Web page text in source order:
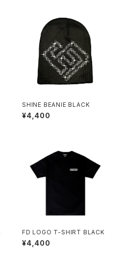
SHINE BEANIE BLACK
¥4,400
FD LOGO T-SHIRT BLACK
¥4,400